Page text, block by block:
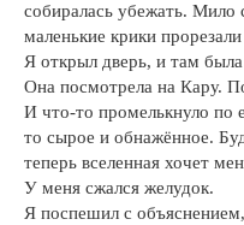
собиралась убежать. Мило
маленькие крики
Я открыл дверь, и там
Она посмотрела на Кару.
И что-то промелькнуло по
то сырое и обнажённое.
теперь вселенная хочет
У меня сжался желудок.
Я поспешил с